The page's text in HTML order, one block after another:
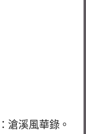
滄溪風華錄。